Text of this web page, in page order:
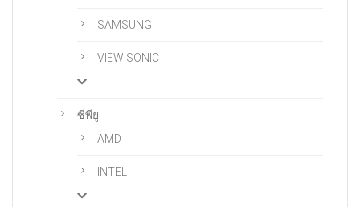
SAMSUNG
VIEW SONIC
ซีพียู
AMD
INTEL